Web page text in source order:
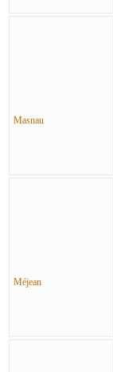
Masnau
Méjean